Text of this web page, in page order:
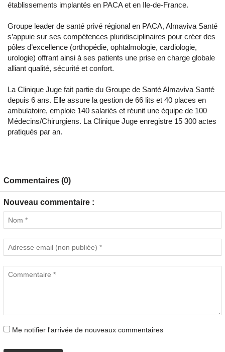
établissements implantés en PACA et en Ile-de-France.
Groupe leader de santé privé régional en PACA, Almaviva Santé
s’appuie sur ses compétences pluridisciplinaires pour créer des
pôles d’excellence (orthopédie, ophtalmologie, cardiologie,
urologie) offrant ainsi à ses patients une prise en charge globale
alliant qualité, sécurité et confort.
La Clinique Juge fait partie du Groupe de Santé Almaviva Santé
depuis 6 ans. Elle assure la gestion de 66 lits et 40 places en
ambulatoire, emploie 140 salariés et réunit une équipe de 100
Médecins/Chirurgiens. La Clinique Juge enregistre 15 300 actes
pratiqués par an.
Commentaires (0)
Nouveau commentaire :
Me notifier l'arrivée de nouveaux commentaires